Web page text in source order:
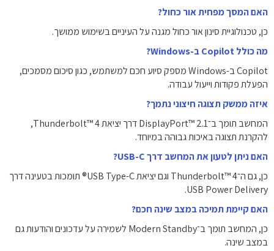
האם המסך מפחית אור כחול?
כן, טכנולוגיית סינון אור כחול מגנה על העיניים בשימוש ממושך.
מה כולל Copilot ב-Windows?
Copilot ב-Windows מספק סיוע חכם למשתמש, כגון סיכום מסמכים,
הפעלת פקודות וייעול עבודה.
איזה ממשק תצוגה חיצוני נתמך?
המחשב תומך ב־DisplayPort™ 2.1 דרך יציאת Thunderbolt™ 4,
להקרנת תצוגה באיכות גבוהה במיוחד.
האם ניתן לטעון את המחשב דרך USB-C?
כן, גם ה־Thunderbolt™ 4 וגם יציאת USB Type-C® תומכות בטעינה דרך
USB Power Delivery.
האם קיימת תמיכה במצב שינה חכם?
כן, המחשב תומך ב־Modern Standby לשמירה על עדכונים והודעות גם
במצב שינה.